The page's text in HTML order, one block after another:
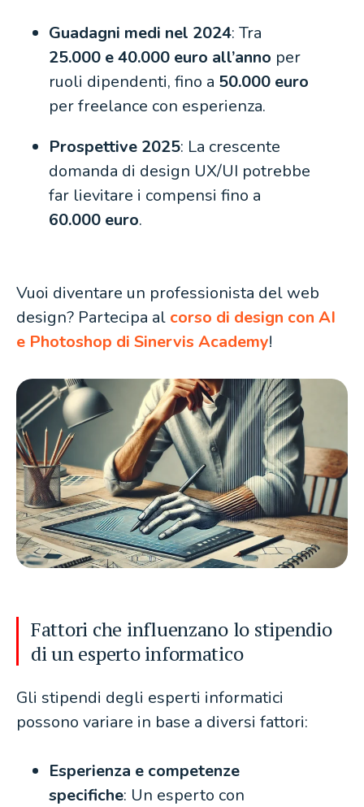
Guadagni medi nel 2024: Tra
25.000 e 40.000 euro all’anno per
ruoli dipendenti, fino a 50.000 euro
per freelance con esperienza.
Prospettive 2025: La crescente
domanda di design UX/UI potrebbe
far lievitare i compensi fino a
60.000 euro.
Vuoi diventare un professionista del web
design? Partecipa al corso di design con AI
e Photoshop di Sinervis Academy!
Fattori che influenzano lo stipendio
di un esperto informatico
Gli stipendi degli esperti informatici
possono variare in base a diversi fattori:
Esperienza e competenze
specifiche: Un esperto con